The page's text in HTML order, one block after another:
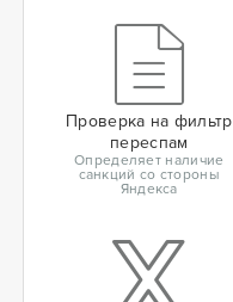
Проверка на фильтр
переспам
Определяет наличие
санкций со стороны
Яндекса